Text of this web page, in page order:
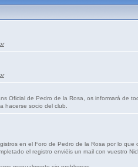
Oficial de Pedro de la Rosa, os informará de
hacerse socio del club.
en el Foro de Pedro de la Rosa por lo
el registro enviéis un mail con vuestro